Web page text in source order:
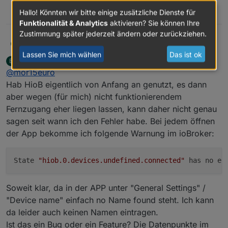
1
ich nutze das Forum hier nur kurz, um euch auf
mein GitHub und vorallem diese Diskussion
https://github.com/moba15/hiob_app/discussions/8
2aufmerksam zu machen. Hier könnt hier
nachverfolgen was so aktuell alles passiert und
woran ich gerade arbeite. Lasst auch gerne euer
FeedBack da. Falls ihr kein GitHub Account habt,
dann könnt ihr natürlich auch weiterhin hier im
Forum posten.
Schönes Wochenende
P.S: Wir sind inzwischen im offiziellen Repository
B
Offline
bommel_030schrieb am16. Okt. 2024, 10:32
@mor15euro
Hab HioB eigentlich von Anfang an genutzt, es dann
aber wegen (für mich) nicht funktionierendem
Fernzugang eher liegen lassen, kann daher nicht genau
sagen seit wann ich den Fehler habe. Bei jedem öffnen
der App bekomme ich folgende Warnung im ioBroker:
State "hiob.0.devices.undefined.connected" has no
Soweit klar, da in der APP unter "General Settings" /
"Device name" einfach no Name found steht. Ich kann
da leider auch keinen Namen eintragen.
Ist das ein Bug oder ein Feature? Die Datenpunkte im
Hallo! Könnten wir bitte einige zusätzliche Dienste für
Funktionalität & Analytics aktivieren? Sie können Ihre
Zustimmung später jederzeit ändern oder zurückziehen.
Lassen Sie mich wählen Das ist ok